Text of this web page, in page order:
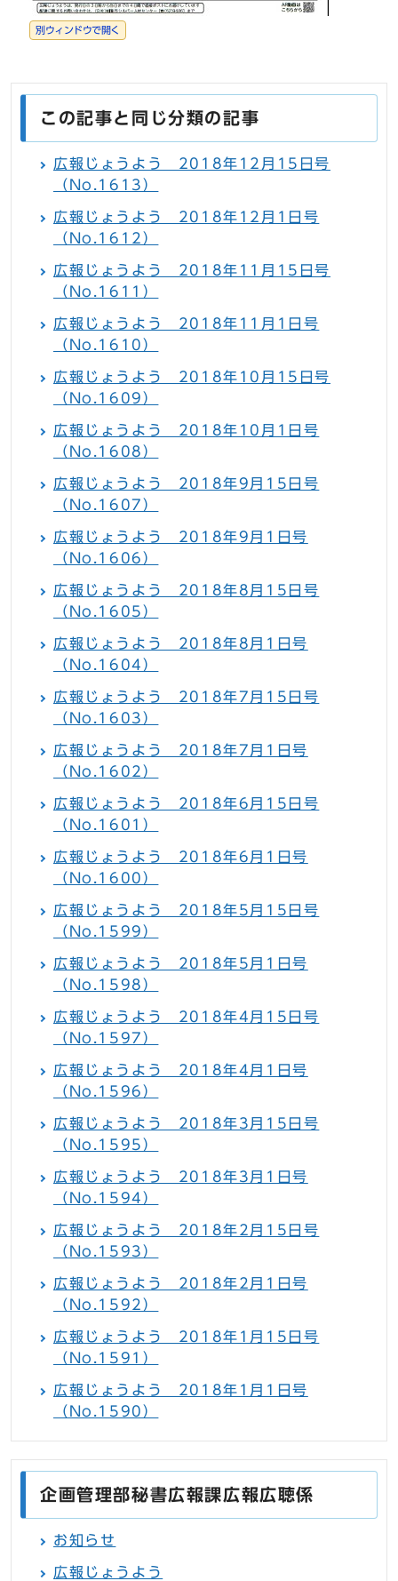
別ウィンドウで開く
この記事と同じ分類の記事
広報じょうよう 2018年12月15日号
（No.1613）
広報じょうよう 2018年12月1日号
（No.1612）
広報じょうよう 2018年11月15日号
（No.1611）
広報じょうよう 2018年11月1日号
（No.1610）
広報じょうよう 2018年10月15日号
（No.1609）
広報じょうよう 2018年10月1日号
（No.1608）
広報じょうよう 2018年9月15日号
（No.1607）
広報じょうよう 2018年9月1日号
（No.1606）
広報じょうよう 2018年8月15日号
（No.1605）
広報じょうよう 2018年8月1日号
（No.1604）
広報じょうよう 2018年7月15日号
（No.1603）
広報じょうよう 2018年7月1日号
（No.1602）
広報じょうよう 2018年6月15日号
（No.1601）
広報じょうよう 2018年6月1日号
（No.1600）
広報じょうよう 2018年5月15日号
（No.1599）
広報じょうよう 2018年5月1日号
（No.1598）
広報じょうよう 2018年4月15日号
（No.1597）
広報じょうよう 2018年4月1日号
（No.1596）
広報じょうよう 2018年3月15日号
（No.1595）
広報じょうよう 2018年3月1日号
（No.1594）
広報じょうよう 2018年2月15日号
（No.1593）
広報じょうよう 2018年2月1日号
（No.1592）
広報じょうよう 2018年1月15日号
（No.1591）
広報じょうよう 2018年1月1日号
（No.1590）
企画管理部秘書広報課広報広聴係
お知らせ
広報じょうよう